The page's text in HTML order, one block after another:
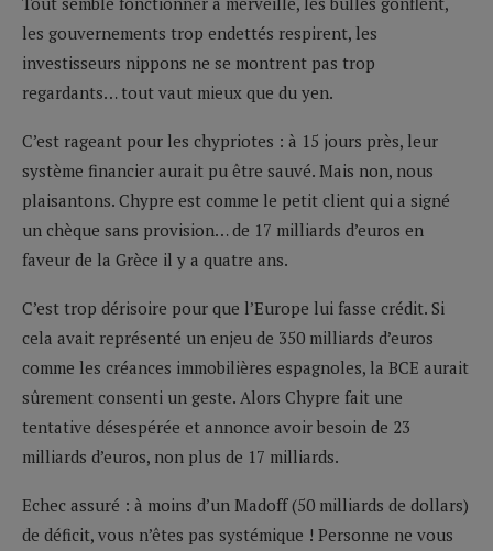
les gouvernements trop endettés respirent, les
investisseurs nippons ne se montrent pas trop
regardants… tout vaut mieux que du yen.
C’est rageant pour les chypriotes : à 15 jours près, leur
système financier aurait pu être sauvé. Mais non, nous
plaisantons. Chypre est comme le petit client qui a signé
un chèque sans provision… de 17 milliards d’euros en
faveur de la Grèce il y a quatre ans.
C’est trop dérisoire pour que l’Europe lui fasse crédit. Si
cela avait représenté un enjeu de 350 milliards d’euros
comme les créances immobilières espagnoles, la BCE aurait
sûrement consenti un geste. Alors Chypre fait une
tentative désespérée et annonce avoir besoin de 23
milliards d’euros, non plus de 17 milliards.
Echec assuré : à moins d’un Madoff (50 milliards de dollars)
de déficit, vous n’êtes pas systémique ! Personne ne vous